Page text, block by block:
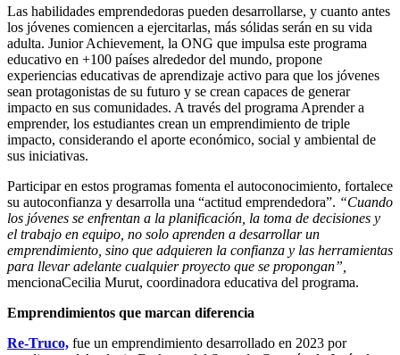
Las habilidades emprendedoras pueden desarrollarse, y cuanto antes
los jóvenes comiencen a ejercitarlas, más sólidas serán en su vida
adulta. Junior Achievement, la ONG que impulsa este programa
educativo en +100 países alrededor del mundo, propone
experiencias educativas de aprendizaje activo para que los jóvenes
sean protagonistas de su futuro y se crean capaces de generar
impacto en sus comunidades. A través del programa Aprender a
emprender, los estudiantes crean un emprendimiento de triple
impacto, considerando el aporte económico, social y ambiental de
sus iniciativas.
Participar en estos programas fomenta el autoconocimiento, fortalece
su autoconfianza y desarrolla una “actitud emprendedora”. “Cuando
los jóvenes se enfrentan a la planificación, la toma de decisiones y
el trabajo en equipo, no solo aprenden a desarrollar un
emprendimiento, sino que adquieren la confianza y las herramientas
para llevar adelante cualquier proyecto que se propongan”,
mencionaCecilia Murut, coordinadora educativa del programa.
Emprendimientos que marcan diferencia
Re-Truco, fue un emprendimiento desarrollado en 2023 por